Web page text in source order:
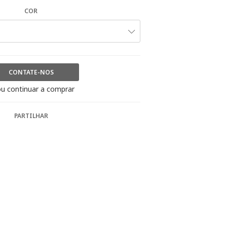
COR
CONTATE-NOS
continuar a comprar
PARTILHAR